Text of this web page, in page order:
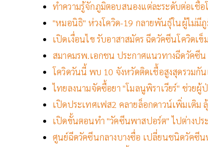
ทำความรู้จักภูมิตอบสนองแต่ละระดับต่อเชื้อ
"หมอนิธิ" ห่วงโควิด-19 กลายพันธุ์ในผู้ไม่มี
เปิดเงื่อนไข รับอาสาสมัคร ฉีดวัคซีนโควิดเ
สมาคมรพ.เอกชน ประกาศแนวทางฉีดวัคซีน
โควิดวันนี้ พบ 10 จังหวัดติดเชื้อสูงสุดรวมกั
ไทยลงนามจัดซื้อยา "โมลนูพิราเวียร์" ช่วยผู้
เปิดประเทศเฟส2 คลายล็อกดาวน์เพิ่มเติม
เปิดขั้นตอนทำ "วัคซีนพาสปอร์ต" ไปต่างประ
ศูนย์ฉีดวัคซีนกลางบางซื่อ เปลี่ยนชนิดวัคซี